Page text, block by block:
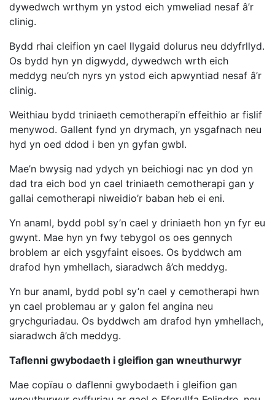
dywedwch wrthym yn ystod eich ymweliad nesaf â’r
clinig.
Bydd rhai cleifion yn cael llygaid dolurus neu ddyfrllyd.
Os bydd hyn yn digwydd, dywedwch wrth eich
meddyg neu’ch nyrs yn ystod eich apwyntiad nesaf â’r
clinig.
Weithiau bydd triniaeth cemotherapi’n effeithio ar fislif
menywod. Gallent fynd yn drymach, yn ysgafnach neu
hyd yn oed ddod i ben yn gyfan gwbl.
Mae’n bwysig nad ydych yn beichiogi nac yn dod yn
dad tra eich bod yn cael triniaeth cemotherapi gan y
gallai cemotherapi niweidio’r baban heb ei eni.
Yn anaml, bydd pobl sy’n cael y driniaeth hon yn fyr eu
gwynt. Mae hyn yn fwy tebygol os oes gennych
broblem ar eich ysgyfaint eisoes. Os byddwch am
drafod hyn ymhellach, siaradwch â’ch meddyg.
Yn bur anaml, bydd pobl sy’n cael y cemotherapi hwn
yn cael problemau ar y galon fel angina neu
grychguriadau. Os byddwch am drafod hyn ymhellach,
siaradwch â’ch meddyg.
Taflenni gwybodaeth i gleifion gan wneuthurwyr
Mae copïau o daflenni gwybodaeth i gleifion gan